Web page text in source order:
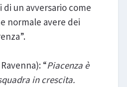
un avversario come
normale avere dei
“Piacenza è
in crescita.